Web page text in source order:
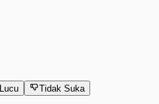
Lucu Tidak Suka